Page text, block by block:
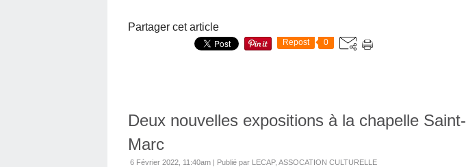
Partager cet article
Repost 0
Deux nouvelles expositions à la chapelle Saint-
Marc
6 Février 2022, 11:40am | Publié par LECAP, ASSOCATION CULTURELLE